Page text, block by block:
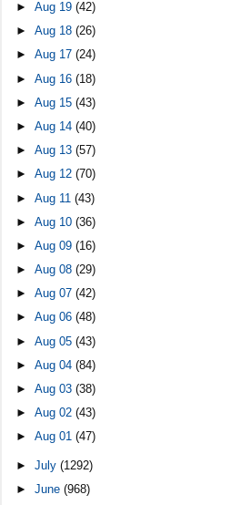
►Aug 19(42)
►Aug 18(26)
►Aug 17(24)
►Aug 16(18)
►Aug 15(43)
►Aug 14(40)
►Aug 13(57)
►Aug 12(70)
►Aug 11(43)
►Aug 10(36)
►Aug 09(16)
►Aug 08(29)
►Aug 07(42)
►Aug 06(48)
►Aug 05(43)
►Aug 04(84)
►Aug 03(38)
►Aug 02(43)
►Aug 01(47)
►July(1292)
►June(968)